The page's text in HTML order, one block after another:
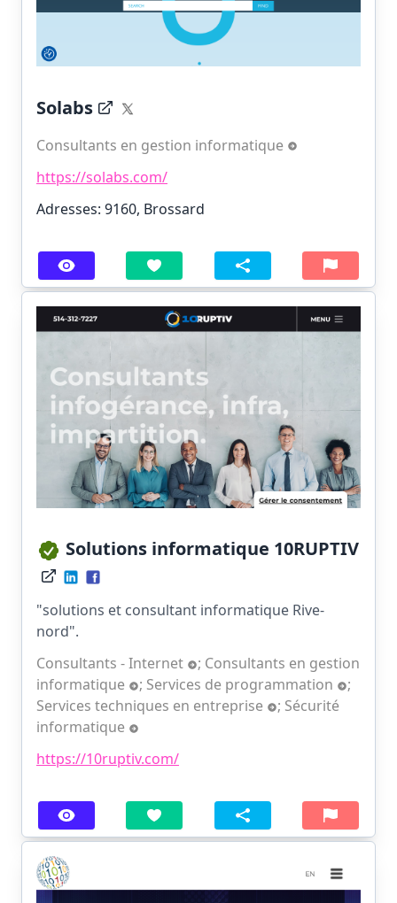
Solabs
Consultants en gestion informatique
https://solabs.com/
Adresses: 9160, Brossard
Solutions informatique 10RUPTIV
"solutions et consultant informatique Rive-
nord".
Consultants - Internet
; Consultants en gestion
informatique
; Services de programmation
;
Services techniques en entreprise
; Sécurité
informatique
https://10ruptiv.com/